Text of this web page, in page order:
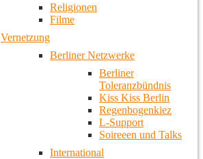
Religionen
Filme
Vernetzung
Berliner Netzwerke
Berliner
Toleranzbündnis
Kiss Kiss Berlin
Regenbogenkiez
L-Support
Soireeen und Talks
International